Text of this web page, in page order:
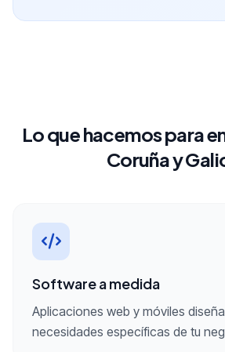
Lo que hacemos para
Coruña y
Software a medida
Aplicaciones web y móviles
necesidades específicas de tu